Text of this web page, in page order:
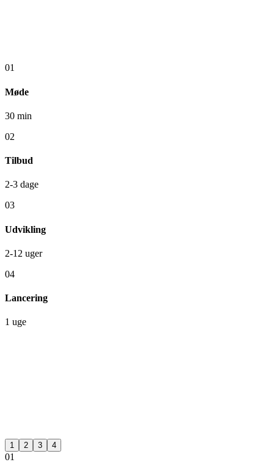
01
Møde
30 min
02
Tilbud
2-3 dage
03
Udvikling
2-12 uger
04
Lancering
1 uge
1 2 3 4
01